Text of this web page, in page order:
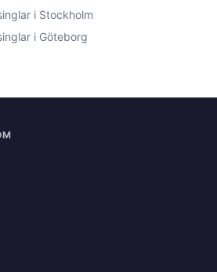
i Stockholm
i Göteborg